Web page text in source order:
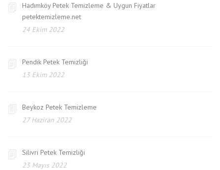
Hadımköy Petek Temizleme & Uygun Fiyatlar
petektemizleme.net
24 Ekim 2022
Pendik Petek Temizliği
13 Ekim 2022
Beykoz Petek Temizleme
27 Haziran 2022
Silivri Petek Temizliği
23 Mayıs 2022